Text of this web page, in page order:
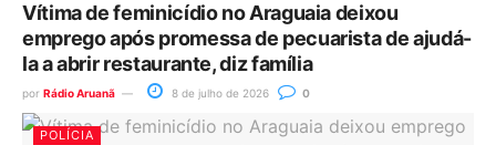
Vítima de feminicídio no Araguaia deixou
emprego após promessa de pecuarista de ajudá-
la a abrir restaurante, diz família
por Rádio Aruanã 8 de julho de 2026 0
POLÍCIA